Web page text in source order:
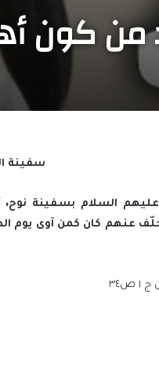
من كون
سفينة
السلام بسفينة
عنهم كان كمن آوى يوم